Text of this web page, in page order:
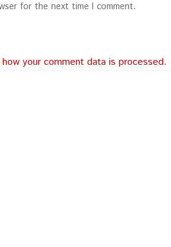
for the next time I comment.
how your comment data is processed.